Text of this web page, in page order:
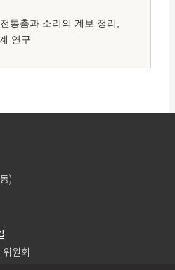
)
원회